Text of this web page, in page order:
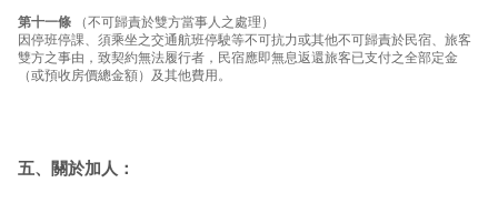
第十一條 （不可歸責於雙方當事人之處理）
因停班停課、須乘坐之交通航班停駛等不可抗力或其他不可歸責於民宿、旅客
雙方之事由，致契約無法履行者，民宿應即無息返還旅客已支付之全部定金
（或預收房價總金額）及其他費用。
五、關於加人：